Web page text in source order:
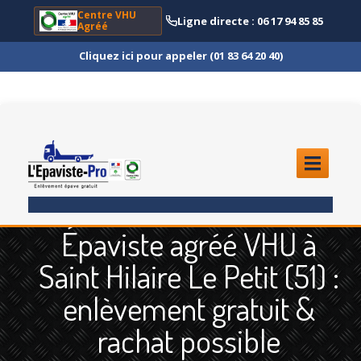
Centre VHU
Agréé
Ligne directe : 06 17 94 85 85
Cliquez ici pour appeler (01 83 64 20 40)
ENLÈVEMENTÉPAVE
Quoi ?
Scooteret Moto
Camion et Poids Lourd
Épaviste agréé VHU à
Saint Hilaire Le Petit (51) :
enlèvement gratuit &
rachat possible